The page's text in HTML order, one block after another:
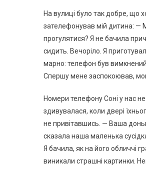
На вулиці було так добре, що
зателефонував мій дитина: —
прогулятися? Я не бачила
сидить. Вечоріло. Я
марно: телефон був
Спершу мене заспокоював,
Номери телефону Соні у нас
здивувалася, коли двері
не привітавшись. — Ваша
сказала наша маленька
Я бачила, як на його обличчі
виникали страшні картинки.